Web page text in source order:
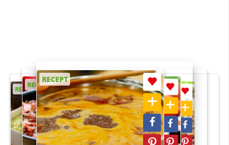
RECEPT
RECEPT
RECEPT
RECEPT
RECEPT